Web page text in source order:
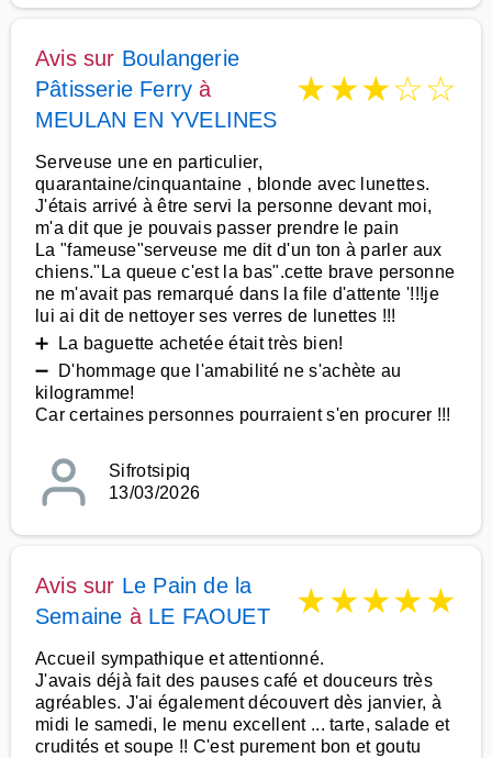
Avis sur Boulangerie
Pâtisserie Ferry à
MEULAN EN YVELINES
★★★☆☆
Serveuse une en particulier,
quarantaine/cinquantaine , blonde avec lunettes.
J'étais arrivé à être servi la personne devant moi,
m'a dit que je pouvais passer prendre le pain
La "fameuse"serveuse me dit d'un ton à parler aux
chiens."La queue c'est la bas".cette brave personne
ne m'avait pas remarqué dans la file d'attente '!!!je
lui ai dit de nettoyer ses verres de lunettes !!!
➕ La baguette achetée était très bien!
➖ D'hommage que l'amabilité ne s'achète au
kilogramme!
Car certaines personnes pourraient s'en procurer !!!
Sifrotsipiq
13/03/2026
Avis sur Le Pain de la
Semaine à LE FAOUET ★★★★★
Accueil sympathique et attentionné.
J'avais déjà fait des pauses café et douceurs très
agréables. J'ai également découvert dès janvier, à
midi le samedi, le menu excellent ... tarte, salade et
crudités et soupe !! C'est purement bon et goutu